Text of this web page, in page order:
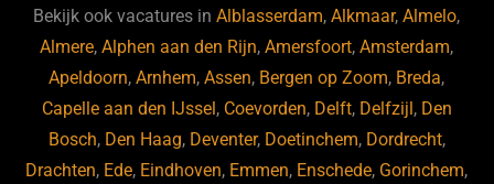
b
o
o
k
ky dI
n
Bekijk ook vacatures inAlblasserdam,Alkmaar,Almelo,
Almere,Alphen aan den Rijn,Amersfoort,Amsterdam,
Apeldoorn,Arnhem,Assen, Bergen op Zoom, Breda,
Capelle aan den IJssel , Coevorden, Delft, Delfzijl , Den
Bosch, Den Haag, Deventer, Doetinchem, Dordrecht,
Drachten, Ede, Eindhoven, Emmen, Enschede, Gorinchem,